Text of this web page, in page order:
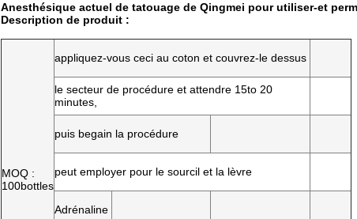
Anesthésique actuel de tatouage de Qingmei pour utiliser-et
Description de produit :
MOQ :
100bottles
appliquez-vous ceci au coton et couvrez-le dessus
le secteur de procédure et attendre 15to 20
minutes,
puis begain la procédure
peut employer pour le sourcil et la lèvre
Adrénaline